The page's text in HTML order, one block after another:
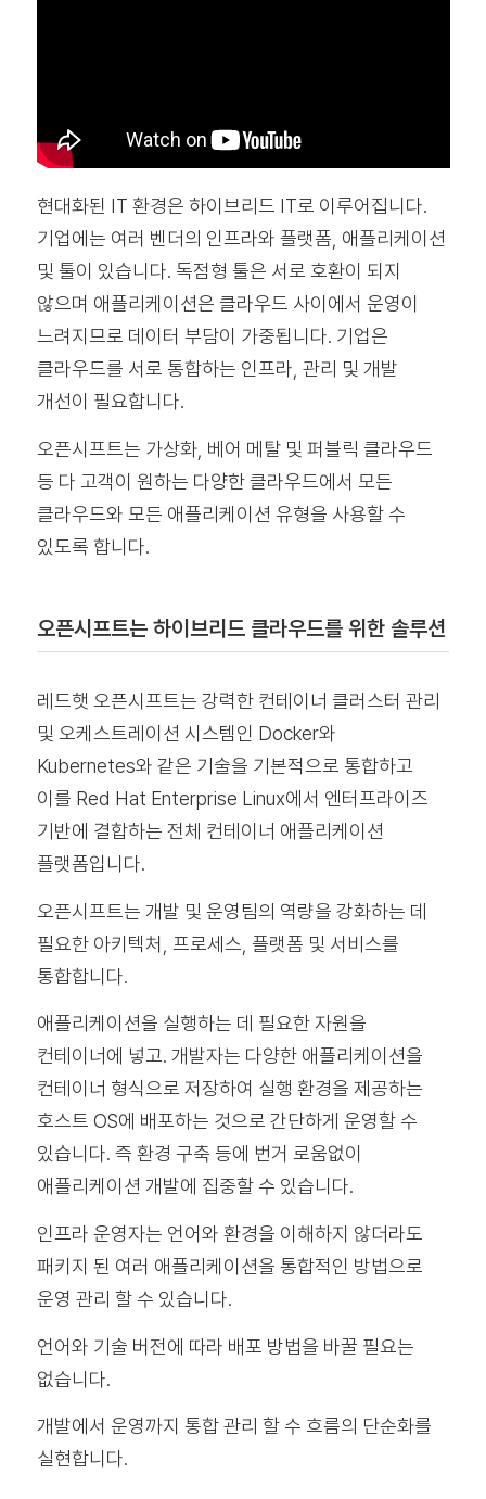
현대화된 IT 환경은 하이브리드 IT로 이루어집니다.
기업에는 여러 벤더의 인프라와 플랫폼, 애플리케이션
및 툴이 있습니다. 독점형 툴은 서로 호환이 되지
않으며 애플리케이션은 클라우드 사이에서 운영이
느려지므로 데이터 부담이 가중됩니다. 기업은
클라우드를 서로 통합하는 인프라, 관리 및 개발
개선이 필요합니다.
오픈시프트는 가상화, 베어 메탈 및 퍼블릭 클라우드
등 다 고객이 원하는 다양한 클라우드에서 모든
클라우드와 모든 애플리케이션 유형을 사용할 수
있도록 합니다.
오픈시프트는 하이브리드 클라우드를 위한 솔루션
레드햇 오픈시프트는 강력한 컨테이너 클러스터 관리
및 오케스트레이션 시스템인 Docker와
Kubernetes와 같은 기술을 기본적으로 통합하고
이를 Red Hat Enterprise Linux에서 엔터프라이즈
기반에 결합하는 전체 컨테이너 애플리케이션
플랫폼입니다.
오픈시프트는 개발 및 운영팀의 역량을 강화하는 데
필요한 아키텍처, 프로세스, 플랫폼 및 서비스를
통합합니다.
애플리케이션을 실행하는 데 필요한 자원을
컨테이너에 넣고. 개발자는 다양한 애플리케이션을
컨테이너 형식으로 저장하여 실행 환경을 제공하는
호스트 OS에 배포하는 것으로 간단하게 운영할 수
있습니다. 즉 환경 구축 등에 번거 로움없이
애플리케이션 개발에 집중할 수 있습니다.
인프라 운영자는 언어와 환경을 이해하지 않더라도
패키지 된 여러 애플리케이션을 통합적인 방법으로
운영 관리 할 수 ​​있습니다.
언어와 기술 버전에 따라 배포 방법을 바꿀 필요는
없습니다.
개발에서 운영까지 통합 관리 할 수 ​​흐름의 단순화를
실현합니다.